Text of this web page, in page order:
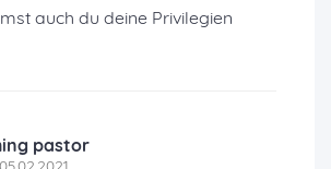
auch du deine Privilegien
pastor